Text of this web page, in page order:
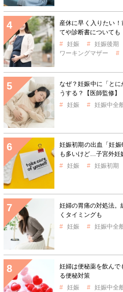
産休に早く入りたい
てや診断書についても
妊娠
妊娠後期
ワーキングマザー
なぜ？妊娠中に「と
うする？【医師監修】
妊娠
妊娠中全
妊娠初期の出血「妊
も多いけど…子宮外妊
妊娠
妊娠初期
妊婦の胃痛の対処法。
くタイミングも
妊娠
妊娠中全
妊婦は便秘薬を飲んで
る便秘対策
妊娠
妊娠中全